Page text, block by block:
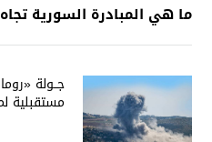
ما هي المبادرة السورية
مستقبلية